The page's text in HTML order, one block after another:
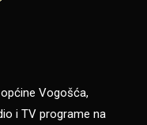
Vogošća,
i TV programe na